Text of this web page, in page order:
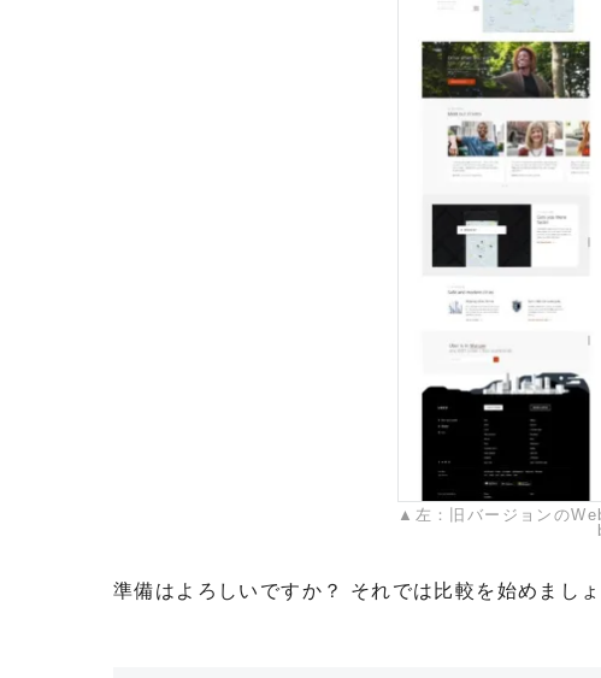
▲左：旧バージョンの
準備はよろしいですか？ それでは比較を始めましょ